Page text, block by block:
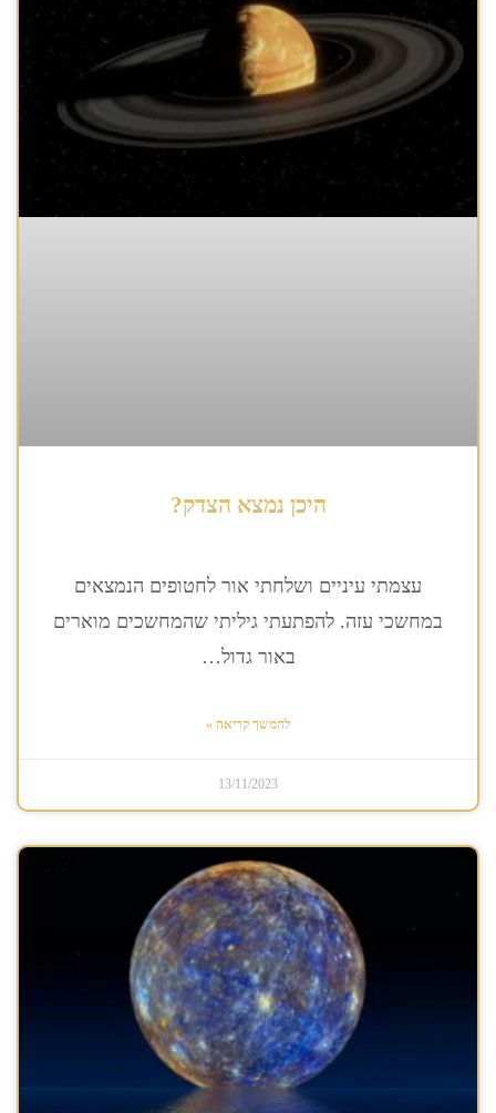
היכן נמצא הצדק?
עצמתי עיניים ושלחתי אור לחטופים הנמצאים
במחשכי עזה. להפתעתי גיליתי שהמחשכים מוארים
באור גדול…
להמשך קריאה »
13/11/2023